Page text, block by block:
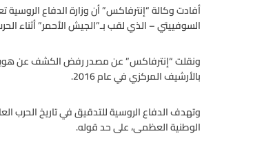
e
b
o
o
k
tt
er
ail
at
s
A
p
p
ke
n
gr
m
e
أفادت وكالة “إنترفاكس” أن وزارة الدفاع
السوفييتي – الذي لقب بـ”الجيش الأحمر” أثناء
ونقلت “إنترفاكس” عن مصدر رفض الكشف عن
بالأرشيف المركزي في عام 2016.
وتهدف الدفاع الروسية للتدقيق في تاريخ الحرب
الوطنية العظمى، على حد قوله.